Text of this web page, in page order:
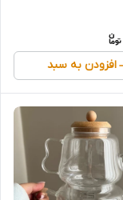
افزودن به سبد